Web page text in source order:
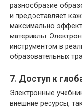
разнообразие
и предоставляет
максимально
материалы.
инструментом в
образовательных
7. Доступ к
Электронные
внешние ресурсы,